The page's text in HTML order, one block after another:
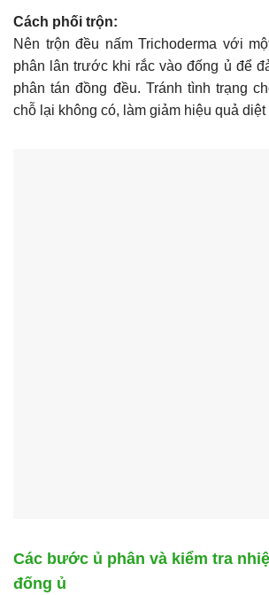
Cách phối trộn:
Nên trộn đều nấm Trichoderma với
phân lân trước khi rắc vào đống ủ để
phân tán đồng đều. Tránh tình trạng
chỗ lại không có, làm giảm hiệu quả diệt
Các bước ủ phân và kiểm tra
đống ủ